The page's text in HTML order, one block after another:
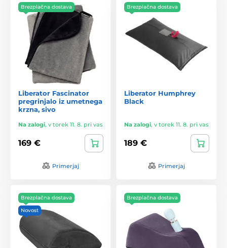
Brezplačna dostava
Liberator Fascinator
pregrinjalo iz umetnega
krzna, sivo
Na zalogi, v torek 11. 8. pri vas
169 €
Primerjaj
Brezplačna dostava
Liberator Humphrey
Black
Na zalogi, v torek 11. 8. pri vas
189 €
Primerjaj
Brezplačna dostava
Novost
Brezplačna dostava